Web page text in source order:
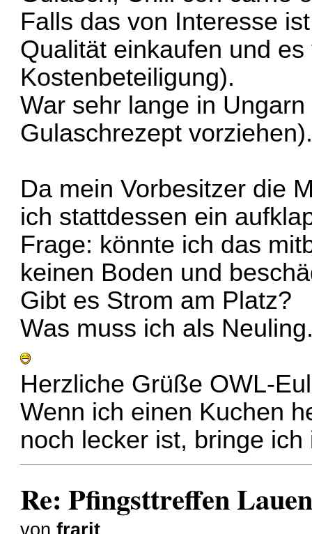
Falls das von Interesse
Qualität einkaufen und
Kostenbeteiligung).
War sehr lange in
Gulaschrezept
Da mein Vorbesitzer die
ich stattdessen ein
Frage: könnte ich das
keinen Boden und
Gibt es Strom am Platz?
Was muss ich als
Herzliche Grüße OWL-
Wenn ich einen Kuchen
noch lecker ist, bringe ich
Re: Pfingsttreffen
vonfrarit